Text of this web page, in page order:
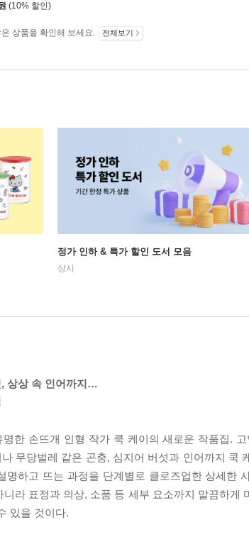
(10% 할인)
상품을 확인해 보세요. 전체보기
정가 인하 & 특가 할인 도서 모음
상시
, 상상 속 인어까지…
한 손뜨개 인형 작가 쿡 케이의 새로운 작품집.
무당벌레 같은 곤충, 심지어 버섯과 인어까지 쿡
명하고 뜨는 과정을 단계별로 클로즈업한 상세한
라 표정과 의상, 소품 등 세부 요소까지 말끔하게
있을 것이다.